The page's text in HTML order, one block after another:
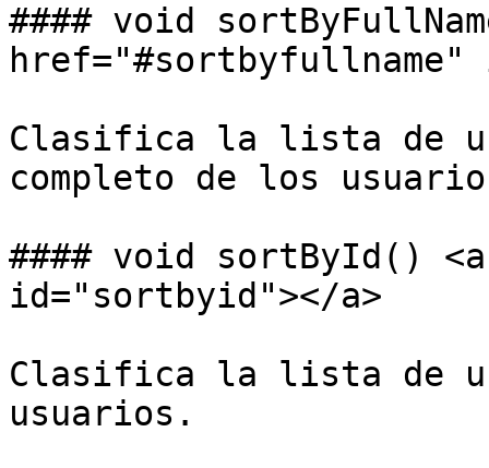
#### void
href="#sortbyfullname"
Clasifica la lista de
completo de los
#### void sortById()
id="sortbyid"></a>
Clasifica la lista de
usuarios.